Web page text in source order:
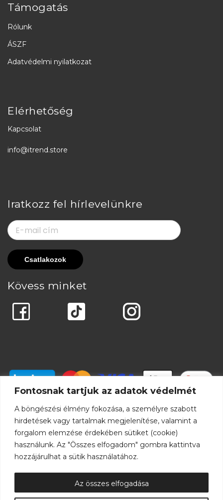
Fontosnak tartjuk az adatok védelmét
A böngészési élmény fokozása, a személyre szabott
hirdetések vagy tartalmak megjelenítése, valamint a
forgalom elemzése érdekében sütiket (cookie)
használunk. Az "Összes elfogadom" gombra kattintva
hozzájárulhat a sütik használatához.
Az összes elfogadása
Támogatás
Rólunk
ÁSZF
Adatvédelmi nyilatkozat
Elérhetőség
Kapcsolat
info@itrend.store
Iratkozz fel hírlevelünkre
Kövess minket